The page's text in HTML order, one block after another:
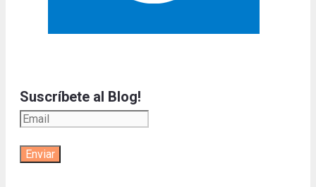
Suscríbete al Blog!